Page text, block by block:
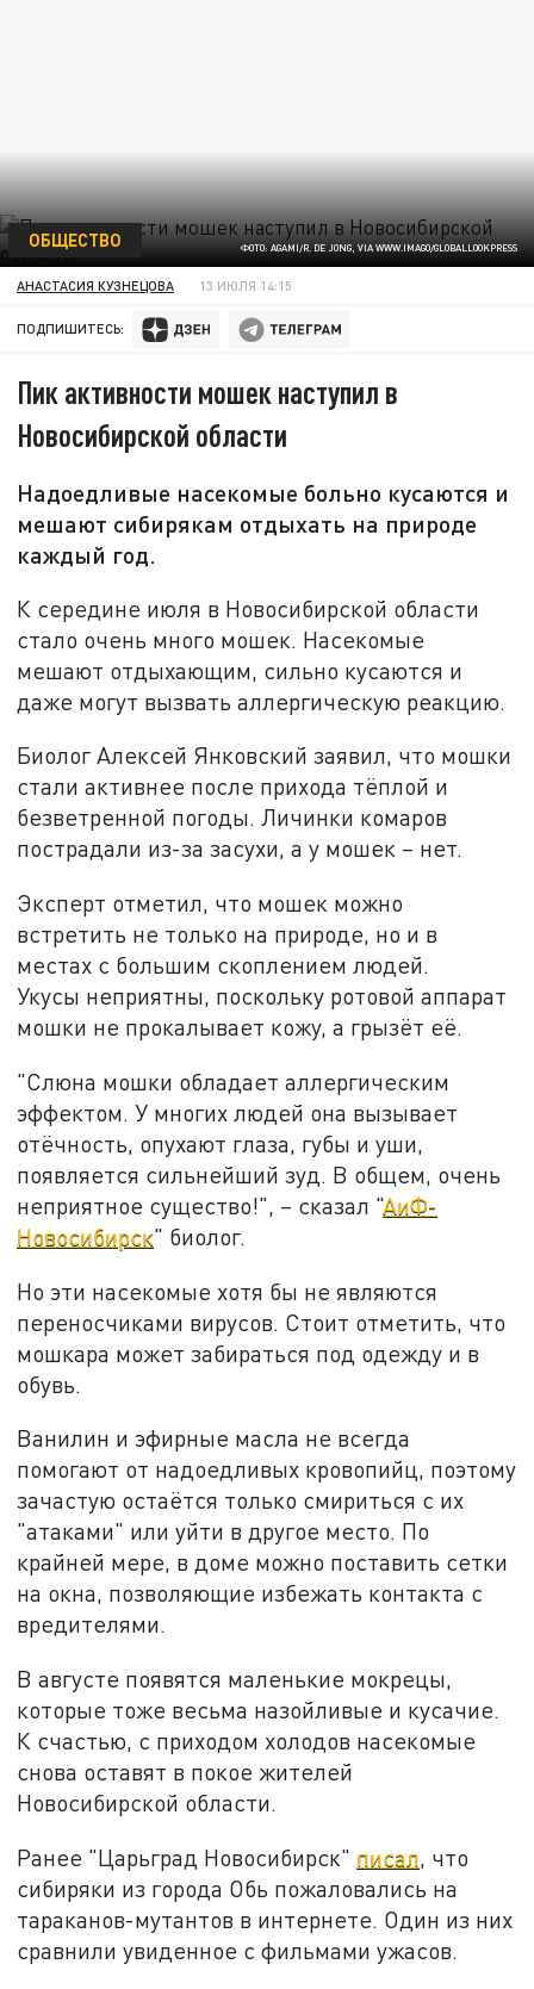
ФОТО: AGAMI/R. DE JONG, VIA WWW.IMAGO/GLOBALLOOKPRESS
ОБЩЕСТВО
АНАСТАСИЯ КУЗНЕЦОВА 13 ИЮЛЯ 14:15
ПОДПИШИТЕСЬ:
Пик активности мошек наступил в
Новосибирской области
Надоедливые насекомые больно кусаются и
мешают сибирякам отдыхать на природе
каждый год.
К середине июля в Новосибирской области
стало очень много мошек. Насекомые
мешают отдыхающим, сильно кусаются и
даже могут вызвать аллергическую реакцию.
Биолог Алексей Янковский заявил, что мошки
стали активнее после прихода тёплой и
безветренной погоды. Личинки комаров
пострадали из-за засухи, а у мошек – нет.
Эксперт отметил, что мошек можно
встретить не только на природе, но и в
местах с большим скоплением людей.
Укусы неприятны, поскольку ротовой аппарат
мошки не прокалывает кожу, а грызёт её.
"Слюна мошки обладает аллергическим
эффектом. У многих людей она вызывает
отёчность, опухают глаза, губы и уши,
появляется сильнейший зуд. В общем, очень
неприятное существо!", – сказал "АиФ-
Новосибирск" биолог.
Но эти насекомые хотя бы не являются
переносчиками вирусов. Стоит отметить, что
мошкара может забираться под одежду и в
обувь.
Ванилин и эфирные масла не всегда
помогают от надоедливых кровопийц, поэтому
зачастую остаётся только смириться с их
"атаками" или уйти в другое место. По
крайней мере, в доме можно поставить сетки
на окна, позволяющие избежать контакта с
вредителями.
В августе появятся маленькие мокрецы,
которые тоже весьма назойливые и кусачие.
К счастью, с приходом холодов насекомые
снова оставят в покое жителей
Новосибирской области.
Ранее "Царьград Новосибирск" писал , что
сибиряки из города Обь пожаловались на
тараканов-мутантов в интернете. Один из них
сравнили увиденное с фильмами ужасов.